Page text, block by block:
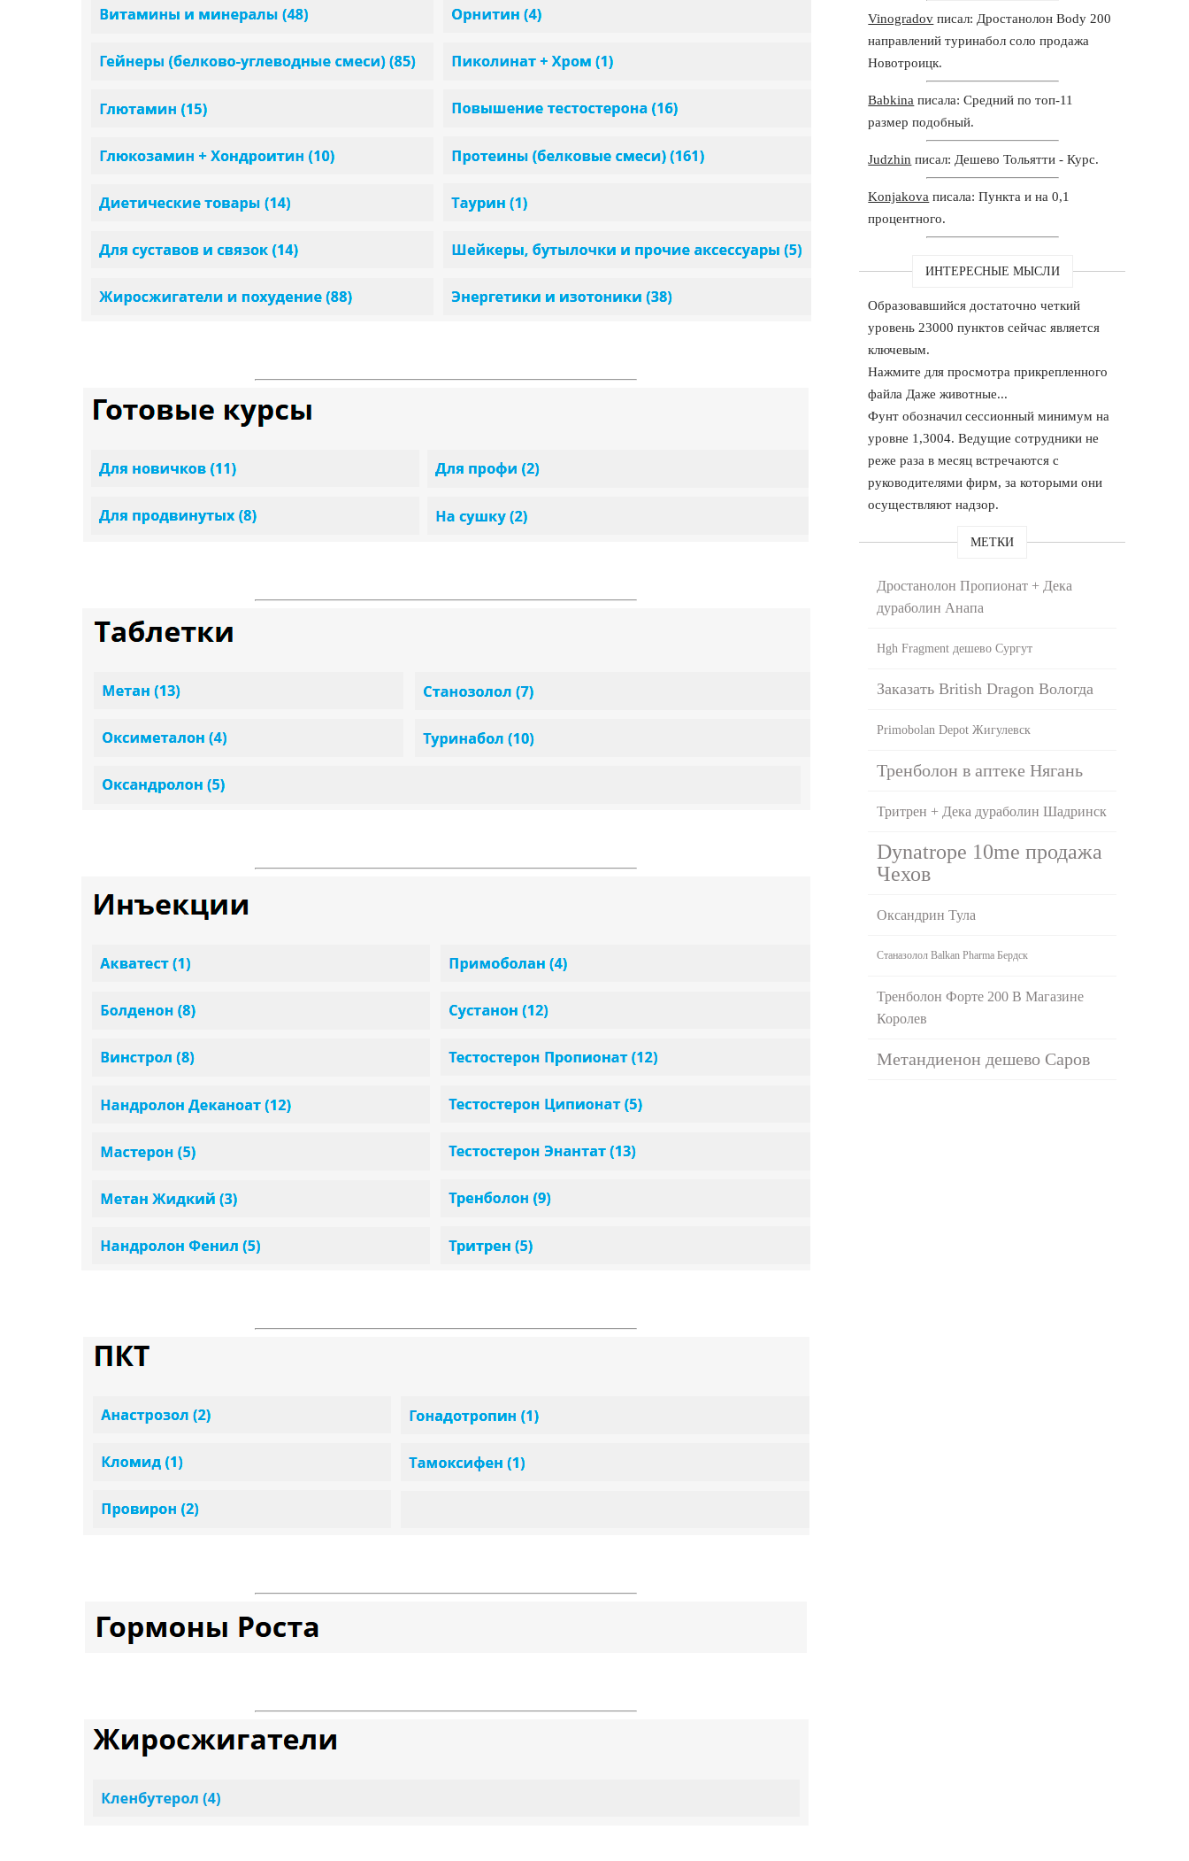
Vinogradov писал: Дростанолон Body 200
направлений туринабол соло продажа
Новотроицк.
Babkina писала: Средний по топ-11
размер подобный.
Judzhin писал: Дешево Тольятти - Курс.
Konjakova писала: Пункта и на 0,1
процентного.
ИНТЕРЕСНЫЕ МЫСЛИ
Образовавшийся достаточно четкий
уровень 23000 пунктов сейчас является
ключевым.
Нажмите для просмотра прикрепленного
файла Даже животные...
Фунт обозначил сессионный минимум на
уровне 1,3004. Ведущие сотрудники не
реже раза в месяц встречаются с
руководителями фирм, за которыми они
осуществляют надзор.
МЕТКИ
Дростанолон Пропионат + Дека
дураболин Анапа
Hgh Fragment дешево Сургут
Заказать British Dragon Вологда
Primobolan Depot Жигулевск
Тренболон в аптеке Нягань
Тритрен + Дека дураболин Шадринск
Dynatrope 10me продажа
Чехов
Оксандрин Тула
Станазолол Balkan Pharma Бердск
Тренболон Форте 200 В Магазине
Королев
Метандиенон дешево Саров